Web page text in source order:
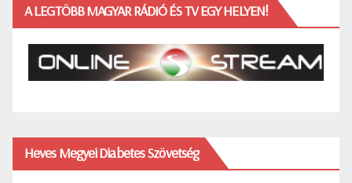
A LEGTÖBB MAGYAR RÁDIÓ ÉS TV EGY HELYEN!
Heves Megyei Diabetes Szövetség